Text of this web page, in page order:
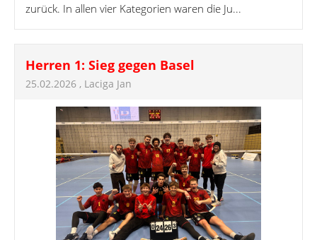
zurück. In allen vier Kategorien waren die Ju...
Herren 1: Sieg gegen Basel
25.02.2026 , Laciga Jan